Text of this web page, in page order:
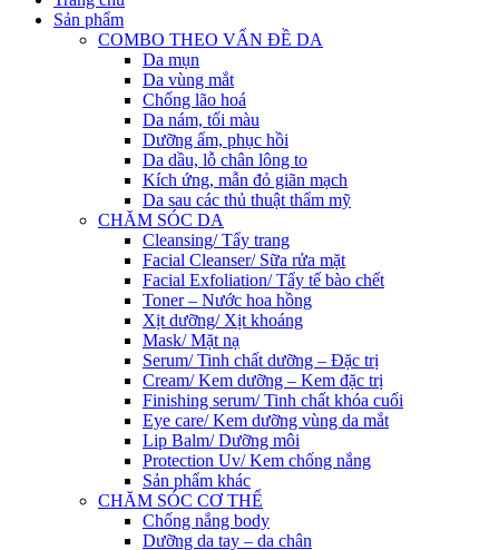
Sản phẩm
COMBO THEO VẤN ĐỀ DA
Da mụn
Da vùng mắt
Chống lão hoá
Da nám, tối màu
Dưỡng ẩm, phục hồi
Da dầu, lỗ chân lông to
Kích ứng, mẫn đỏ giãn mạch
Da sau các thủ thuật thẩm mỹ
CHĂM SÓC DA
Cleansing/ Tẩy trang
Facial Cleanser/ Sữa rửa mặt
Facial Exfoliation/ Tẩy tế bào chết
Toner – Nước hoa hồng
Xịt dưỡng/ Xịt khoáng
Mask/ Mặt nạ
Serum/ Tinh chất dưỡng – Đặc trị
Cream/ Kem dưỡng – Kem đặc trị
Finishing serum/ Tinh chất khóa cuối
Eye care/ Kem dưỡng vùng da mắt
Lip Balm/ Dưỡng môi
Protection Uv/ Kem chống nắng
Sản phẩm khác
CHĂM SÓC CƠ THỂ
Chống nắng body
Dưỡng da tay – da chân